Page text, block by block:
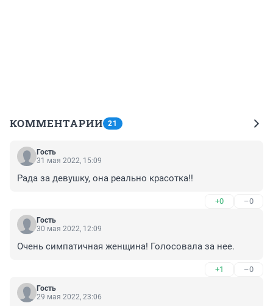
КОММЕНТАРИИ 21
Гость
31 мая 2022, 15:09
Рада за девушку, она реально красотка!!
+0 –0
Гость
30 мая 2022, 12:09
Очень симпатичная женщина! Голосовала за нее.
+1 –0
Гость
29 мая 2022, 23:06